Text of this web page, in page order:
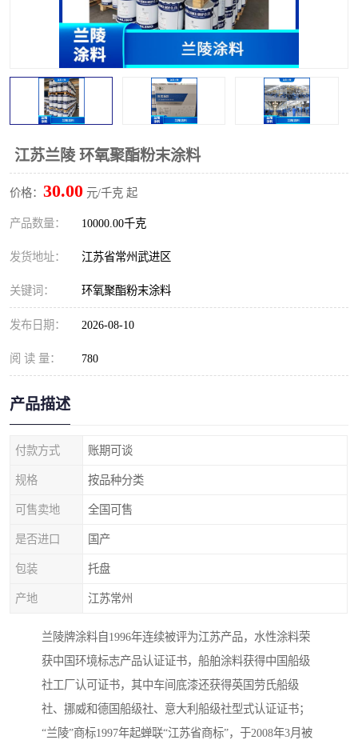
江苏兰陵 环氧聚酯粉末涂料
价格： 30.00 元/千克 起
产品数量： 10000.00千克
发货地址： 江苏省常州武进区
关键词： 环氧聚酯粉末涂料
发布日期： 2026-08-10
阅 读 量： 780
产品描述
付款方式 账期可谈
规格 按品种分类
可售卖地 全国可售
是否进口 国产
包装 托盘
产地 江苏常州
兰陵牌涂料自1996年连续被评为江苏产品，水性涂料荣
获中国环境标志产品认证证书，船舶涂料获得中国船级
社工厂认可证书，其中车间底漆还获得英国劳氏船级
社、挪威和德国船级社、意大利船级社型式认证证书；
“兰陵”商标1997年起蝉联“江苏省商标”，于2008年3月被